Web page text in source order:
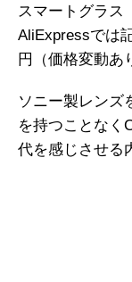
スマートグラス
AliExpressでは
円（価格変動あ
ソニー製レンズ
を持つことなく
代を感じさせる